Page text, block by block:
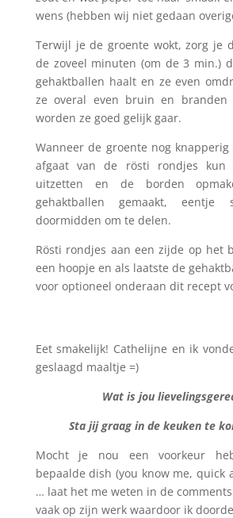
wens (hebben wij niet gedaan
Terwijl je de groente wokt, zorg je
de zoveel minuten (om de 3 min.)
gehaktballen haalt en ze even
ze overal even bruin en
worden ze goed gelijk gaar.
Wanneer de groente nog
afgaat van de rösti rondjes
uitzetten en de borden
gehaktballen gemaakt,
doormidden om te delen.
Rösti rondjes aan een zijde op het
een hoopje en als laatste de
voor optioneel onderaan dit recept
Eet smakelijk! Cathelijne en ik
geslaagd maaltje =)
Wat is jou
Sta jij graag in de keuken te
Mocht je nou een voorkeur
bepaalde dish (you know me, quick
… laat het me weten in de
vaak op zijn werk waardoor ik